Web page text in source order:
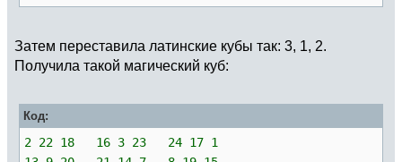
Затем переставила латинские кубы так: 3, 1, 2.
Получила такой магический куб:
Код:
2 22 18 16 3 23 24 17 1